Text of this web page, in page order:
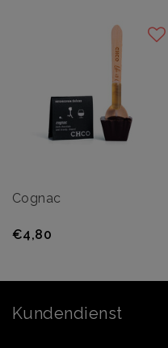
Cognac
€4,80
Kundendienst